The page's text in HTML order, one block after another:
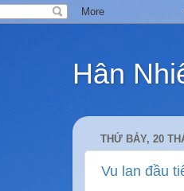
Hân
THỨ BẢY, 20
Vu lan đầu